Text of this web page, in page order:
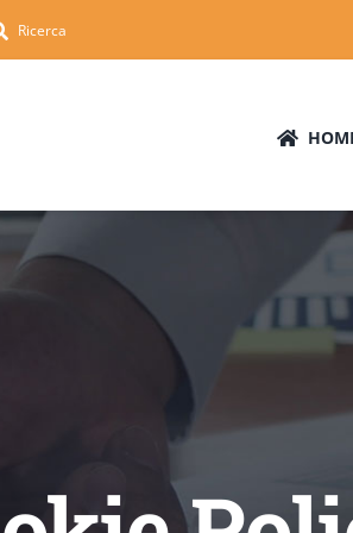
Ricerca